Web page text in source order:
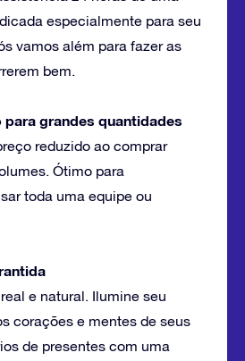
especialmente para seu
vamos além para fazer as
bem.
para grandes quantidades
reduzido ao comprar
Ótimo para
toda uma equipe ou
e natural. Ilumine seu
corações e mentes de seus
de presentes com uma